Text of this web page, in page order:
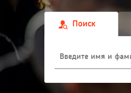
Поиск